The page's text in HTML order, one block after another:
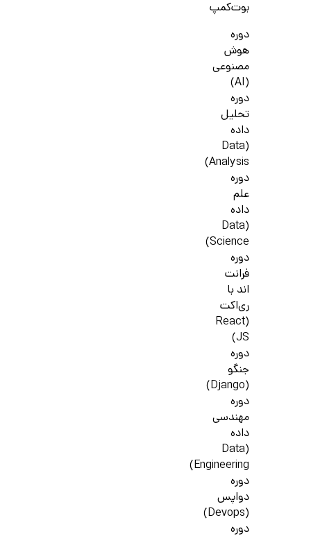
بوت‌کمپ
دوره
هوش
مصنوعی
(AI)
دوره
تحلیل
داده
(Data
Analysis)
دوره
علم
داده
(Data
Science)
دوره
فرانت
اند با
ری‌اکت
(React
JS)
دوره
جنگو
(Django)
دوره
مهندسی
داده
(Data
Engineering)
دوره
دواپس
(Devops)
دوره